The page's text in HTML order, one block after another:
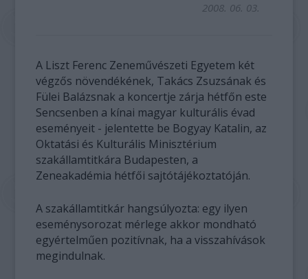
2008. 06. 03.
A Liszt Ferenc Zeneművészeti Egyetem két
végzős növendékének, Takács Zsuzsának és
Fülei Balázsnak a koncertje zárja hétfőn este
Sencsenben a kínai magyar kulturális évad
eseményeit - jelentette be Bogyay Katalin, az
Oktatási és Kulturális Minisztérium
szakállamtitkára Budapesten, a
Zeneakadémia hétfői sajtótájékoztatóján.
A szakállamtitkár hangsúlyozta: egy ilyen
eseménysorozat mérlege akkor mondható
egyértelműen pozitívnak, ha a visszahívások
megindulnak.